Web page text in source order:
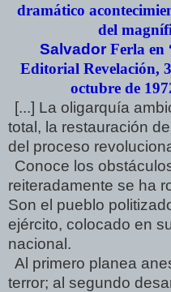
dramático
del
Salvador Ferla en
Editorial Revelación,
octubre de
[...] La oligarquía
total, la restauración
del proceso
Conoce los
reiteradamente se ha
Son el pueblo
ejército, colocado en
nacional.
Al primero planea
terror; al segundo